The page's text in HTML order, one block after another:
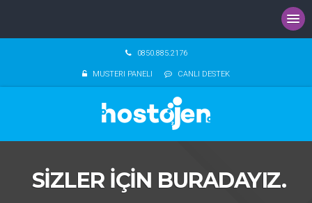
0850.885.2176
MUSTERI PANELI CANLI DESTEK
SİZLER İÇİN BURADAYIZ.